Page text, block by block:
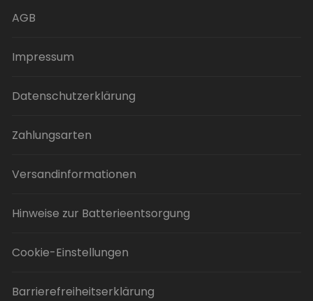
AGB
Impressum
Datenschutzerklärung
Zahlungsarten
Versandinformationen
Hinweise zur Batterieentsorgung
Cookie-Einstellungen
Barrierefreiheitserklärung